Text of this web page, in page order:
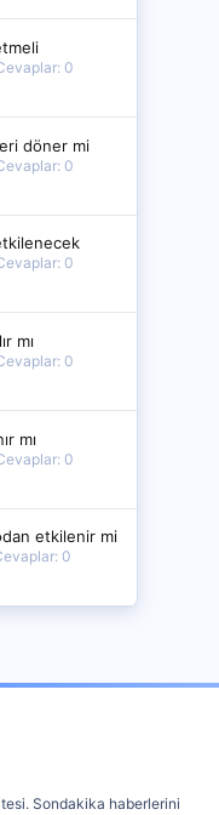
0
döner mi
0
0
mı
0
mı
0
etkilenir mi
0
Sondakika haberlerini